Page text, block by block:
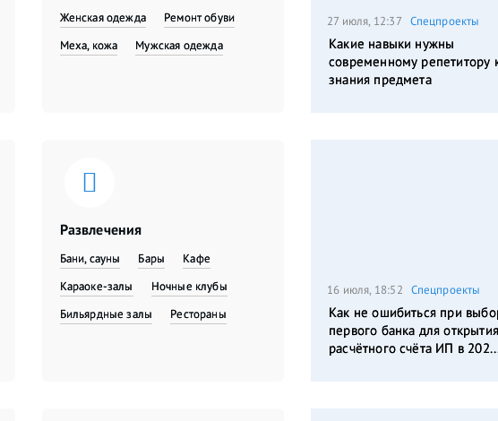
Женская одежда
​Ремонт обуви
Меха, кожа
Мужская одежда
Развлечения
Бани, сауны Бары
Кафе
Караоке-залы
Ночные клубы
Бильярдные залы
Рестораны
27 июля, 12:37 Спецпроекты
Какие навыки нужны
современному репетитору
знания предмета
16 июля, 18:52 Спецпроекты
Как не ошибиться при
первого банка для открытия
расчётного счёта ИП в